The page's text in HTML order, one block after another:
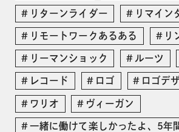
リターンライダー リマイン
リモートワークあるある リ
リーマンショック ルーツ
レコード ロゴ ロゴデ
ワリオ ヴィーガン
一緒に働けて楽しかったよ、5年